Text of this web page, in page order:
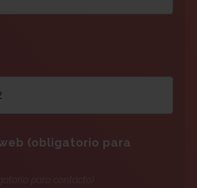
(obligatorio para
para contacto)